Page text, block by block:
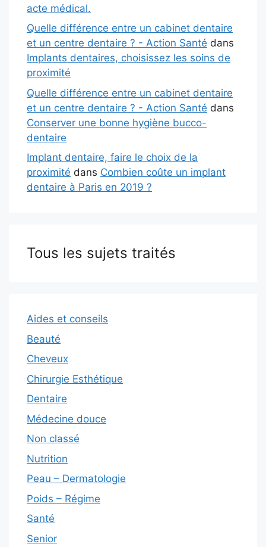
acte médical.
Quelle différence entre un cabinet dentaire
et un centre dentaire ? - Action Santé dans
Implants dentaires, choisissez les soins de
proximité
Quelle différence entre un cabinet dentaire
et un centre dentaire ? - Action Santé dans
Conserver une bonne hygiène bucco-
dentaire
Implant dentaire, faire le choix de la
proximité dans Combien coûte un implant
dentaire à Paris en 2019 ?
Tous les sujets traités
Aides et conseils
Beauté
Cheveux
Chirurgie Esthétique
Dentaire
Médecine douce
Non classé
Nutrition
Peau – Dermatologie
Poids – Régime
Santé
Senior